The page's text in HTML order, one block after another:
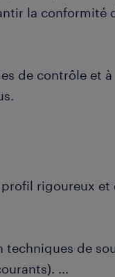
la conformité
de contrôle et à
profil rigoureux et
techniques de
...